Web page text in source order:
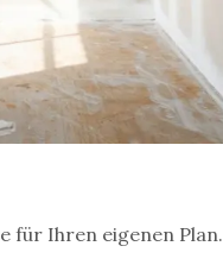
für Ihren eigenen Plan.